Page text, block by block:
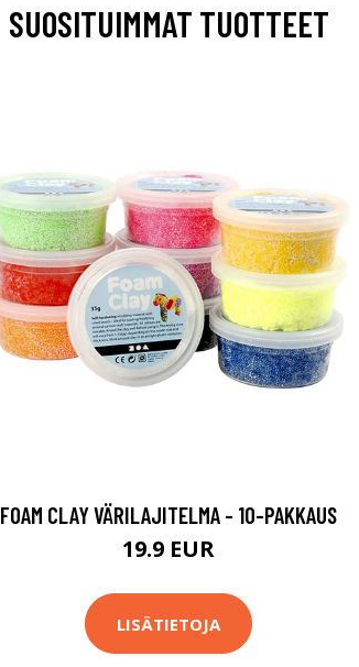
SUOSITUIMMAT TUOTTEET
FOAM CLAY VÄRILAJITELMA - 10-PAKKAUS
19.9 EUR
LISÄTIETOJA